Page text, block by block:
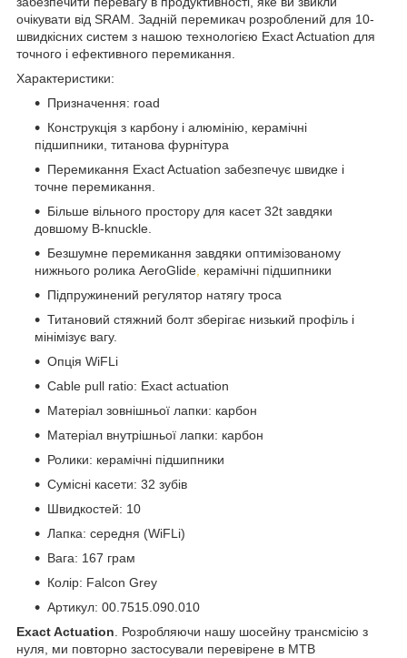
очікувати від SRAM. Задній перемикач розроблений для 10-
швидкісних систем з нашою технологією Exact Actuation для
точного і ефективного перемикання.
Характеристики:
Призначення: road
Конструкція з карбону і алюмінію, керамічні
підшипники, титанова фурнітура
Перемикання Exact Actuation забезпечує швидке і
точне перемикання.
Більше вільного простору для касет 32t завдяки
довшому B-knuckle.
Безшумне перемикання завдяки оптимізованому
нижнього ролика AeroGlide, керамічні підшипники
Підпружинений регулятор натягу троса
Титановий стяжний болт зберігає низький профіль і
мінімізує вагу.
Опція WiFLi
Cable pull ratio: Exact actuation
Матеріал зовнішньої лапки: карбон
Матеріал внутрішньої лапки: карбон
Ролики: керамічні підшипники
Сумісні касети: 32 зубів
Швидкостей: 10
Лапка: середня (WiFLi)
Вага: 167 грам
Колір: Falcon Grey
Артикул: 00.7515.090.010
Exact Actuation. Розробляючи нашу шосейну трансмісію з
нуля, ми повторно застосували перевірене в MTB